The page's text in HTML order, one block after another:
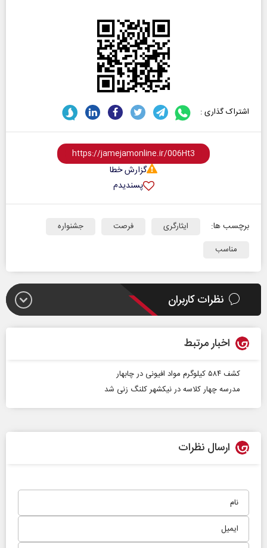
اشتراک گذاری :
گزارش خطا
پسندیدم
برچسب ها: ایثارگری فرصت
جشنواره
مناسب
نظرات کاربران
اخبار مرتبط
کشف ۵۸۴ کیلوگرم مواد افیونی در چابهار
مدرسه چهار کلاسه در نیکشهر کلنگ زنی شد
ارسال نظرات